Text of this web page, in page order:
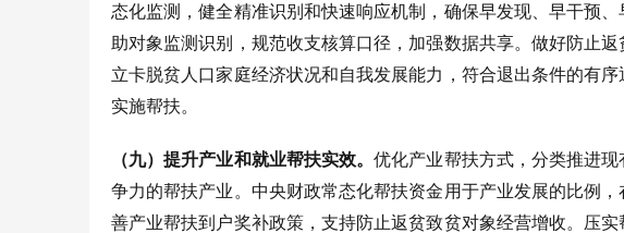
态化监测，健全精准识别和快速响应机制，确保早发现、早干预
助对象监测识别，规范收支核算口径，加强数据共享。做好防止
立卡脱贫人口家庭经济状况和自我发展能力，符合退出条件的有
实施帮扶。
（九）提升产业和就业帮扶实效。优化产业帮扶方式，分类推进
争力的帮扶产业。中央财政常态化帮扶资金用于产业发展的比例
善产业帮扶到户奖补政策，支持防止返贫致贫对象经营增收。压